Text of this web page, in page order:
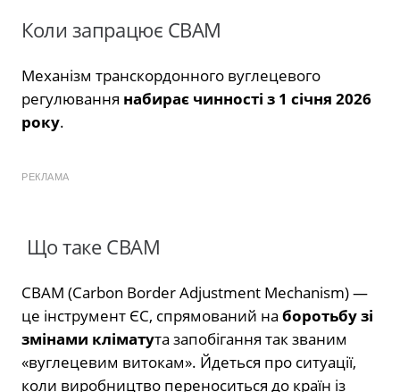
Коли запрацює CBAM
Механізм транскордонного вуглецевого
регулювання набирає чинності з 1 січня 2026
року.
РЕКЛАМА
Що таке CBAM
CBAM (Carbon Border Adjustment Mechanism) —
це інструмент ЄС, спрямований на боротьбу зі
змінами кліматута запобігання так званим
«вуглецевим витокам». Йдеться про ситуації,
коли виробництво переноситься до країн із